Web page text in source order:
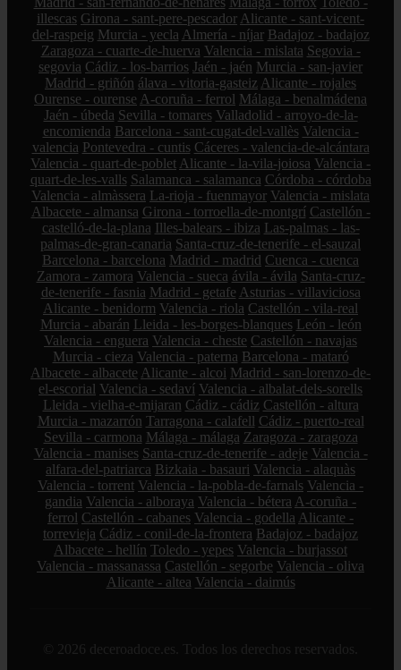
illescas Girona - sant-pere-pescador Alicante - sant-vicent-
del-raspeig Murcia - yecla Almería - níjar Badajoz - badajoz
Zaragoza - cuarte-de-huerva Valencia - mislata Segovia -
segovia Cádiz - los-barrios Jaén - jaén Murcia - san-javier
Madrid - griñón álava - vitoria-gasteiz Alicante - rojales
Ourense - ourense A-coruña - ferrol Málaga - benalmádena
Jaén - úbeda Sevilla - tomares Valladolid - arroyo-de-la-
encomienda Barcelona - sant-cugat-del-vallès Valencia -
valencia Pontevedra - cuntis Cáceres - valencia-de-alcántara
Valencia - quart-de-poblet Alicante - la-vila-joiosa Valencia -
quart-de-les-valls Salamanca - salamanca Córdoba - córdoba
Valencia - almàssera La-rioja - fuenmayor Valencia - mislata
Albacete - almansa Girona - torroella-de-montgrí Castellón -
castelló-de-la-plana Illes-balears - ibiza Las-palmas - las-
palmas-de-gran-canaria Santa-cruz-de-tenerife - el-sauzal
Barcelona - barcelona Madrid - madrid Cuenca - cuenca
Zamora - zamora Valencia - sueca ávila - ávila Santa-cruz-
de-tenerife - fasnia Madrid - getafe Asturias - villaviciosa
Alicante - benidorm Valencia - riola Castellón - vila-real
Murcia - abarán Lleida - les-borges-blanques León - león
Valencia - enguera Valencia - cheste Castellón - navajas
Murcia - cieza Valencia - paterna Barcelona - mataró
Albacete - albacete Alicante - alcoi Madrid - san-lorenzo-de-
el-escorial Valencia - sedaví Valencia - albalat-dels-sorells
Lleida - vielha-e-mijaran Cádiz - cádiz Castellón - altura
Murcia - mazarrón Tarragona - calafell Cádiz - puerto-real
Sevilla - carmona Málaga - málaga Zaragoza - zaragoza
Valencia - manises Santa-cruz-de-tenerife - adeje Valencia -
alfara-del-patriarca Bizkaia - basauri Valencia - alaquàs
Valencia - torrent Valencia - la-pobla-de-farnals Valencia -
gandia Valencia - alboraya Valencia - bétera A-coruña -
ferrol Castellón - cabanes Valencia - godella Alicante -
torrevieja Cádiz - conil-de-la-frontera Badajoz - badajoz
Albacete - hellín Toledo - yepes Valencia - burjassot
Valencia - massanassa Castellón - segorbe Valencia - oliva
Alicante - altea Valencia - daimús
© 2026 deceroadoce.es. Todos los derechos reservados.